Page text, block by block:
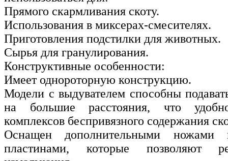
Прямого скармливания скоту.
Использования в миксерах-смесителях.
Приготовления подстилки для животных.
Сырья для гранулирования.
Конструктивные особенности:
Имеет однороторную конструкцию.
Модели с выдувателем способны
на большие расстояния, что
комплексов беспривязного содержания
Оснащен дополнительными ножами
пластинами, которые позволяют